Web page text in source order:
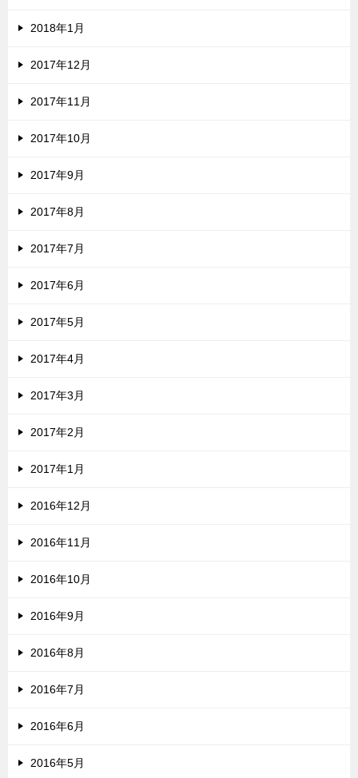
2018年1月
2017年12月
2017年11月
2017年10月
2017年9月
2017年8月
2017年7月
2017年6月
2017年5月
2017年4月
2017年3月
2017年2月
2017年1月
2016年12月
2016年11月
2016年10月
2016年9月
2016年8月
2016年7月
2016年6月
2016年5月